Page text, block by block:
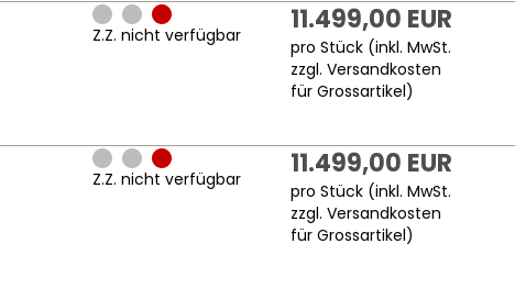
Z.Z. nicht verfügbar 11.499,00 EUR
pro Stück (inkl. MwSt.
zzgl.Versandkosten
für Grossartikel)
Z.Z. nicht verfügbar 11.499,00 EUR
pro Stück (inkl. MwSt.
zzgl.Versandkosten
für Grossartikel)